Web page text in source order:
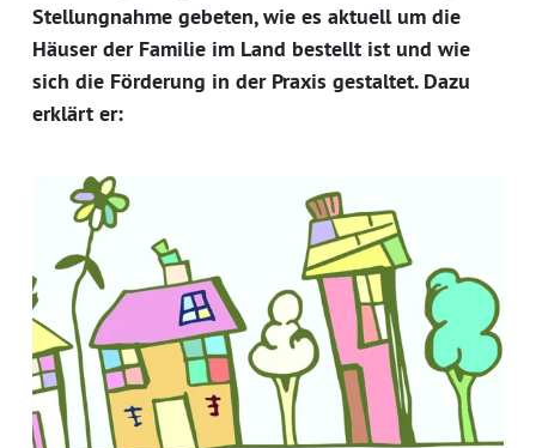
Stellungnahme gebeten, wie es aktuell um die
Häuser der Familie im Land bestellt ist und wie
sich die Förderung in der Praxis gestaltet. Dazu
erklärt er: